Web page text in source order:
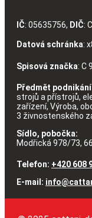
IČ: 05635756, DIČ:
Datová schránka:
Spisová značka: C
Předmět
strojů a přístrojů,
zařízení, Výroba,
3 živnostenského
Sídlo, pobočka:
Modřická 978/73,
Telefon: +420 608
E-mail: